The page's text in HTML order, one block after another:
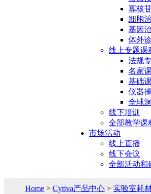
寡核
细胞
基因
体外
线上专题课
法规
名家
基础
仪器
全球
线下培训
全部教学课
市场活动
线上直播
线下会议
全部活动和
Home >Cytiva产品中心 > 实验室耗